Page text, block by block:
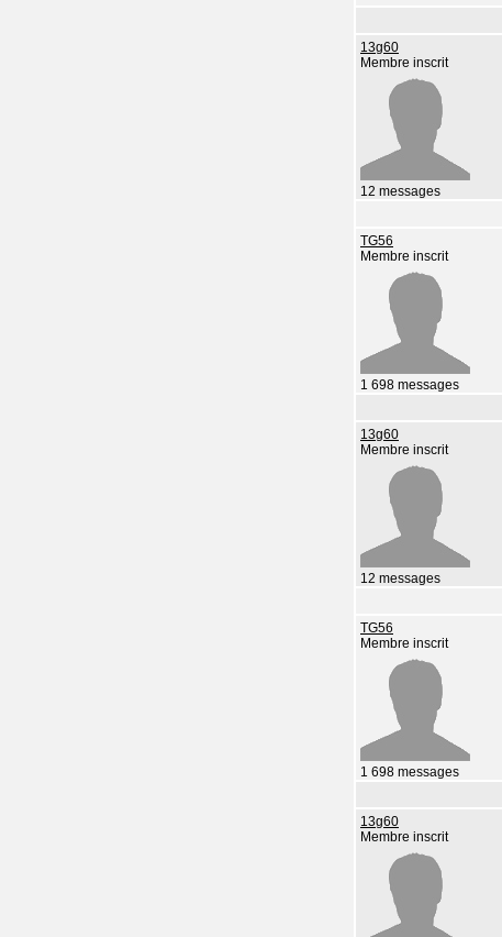
13g60
Membre inscrit
12 messages
TG56
Membre inscrit
1 698 messages
13g60
Membre inscrit
12 messages
TG56
Membre inscrit
1 698 messages
13g60
Membre inscrit